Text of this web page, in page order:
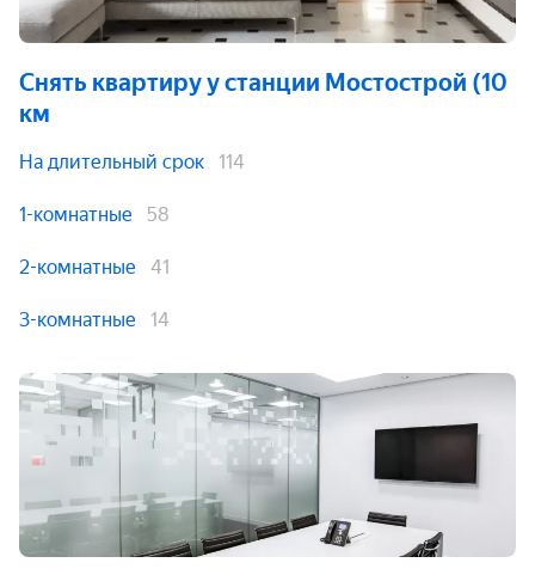
Снять квартируу станции Мостoстрой (10
км
На длительный срок 114
1-комнатные 58
2-комнатные 41
3-комнатные 14